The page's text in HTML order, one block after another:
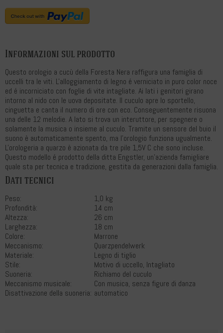
Informazioni sul prodotto
Questo orologio a cucù della Foresta Nera raffigura una famiglia di
uccelli tra le viti. L'alloggiamento di legno é verniciato in puro color noce
ed é incorniciato con foglie di vite intagliate. Ai lati i genitori girano
intorno al nido con le uova depositate. Il cuculo apre lo sportello,
cinguetta e canta il numero di ore con eco. Conseguentemente risuona
una delle 12 melodie. A lato si trova un interuttore, per spegnere o
solamente la musica o insieme al cuculo. Tramite un sensore del buio il
suono è automaticamente spento, ma l'orologio funziona ugualmente.
L'orologeria a quarzo è azionata da tre pile 1,5V C che sono incluse.
Questo modello é prodotto della ditta Engstler, un'azienda famigliare
quale sta per tecnica e tradizione, gestita da generazioni dalla famiglia.
Dati tecnici
Peso:
1,0 kg
Profondità:
14 cm
Altezza:
26 cm
Larghezza:
18 cm
Colore:
Marrone
Meccanismo:
Quarzpendelwerk
Materiale:
Legno di tiglio
Stile:
Motivo di uccello, Intagliato
Suoneria:
Richiamo del cuculo
Meccanismo musicale:
Con musica, senza figure di danza
Disattivazione della suoneria: automatico